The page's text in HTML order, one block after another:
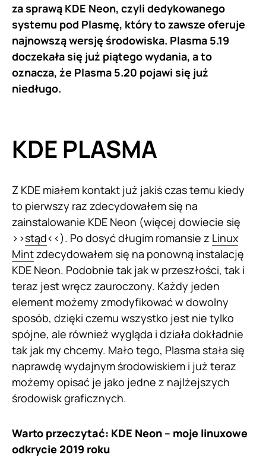
za sprawą KDE Neon, czyli dedykowanego
systemu pod Plasmę, który to zawsze oferuje
najnowszą wersję środowiska. Plasma 5.19
doczekała się już piątego wydania, a to
oznacza, że Plasma 5.20 pojawi się już
niedługo.
KDE PLASMA
Z KDE miałem kontakt już jakiś czas temu kiedy
to pierwszy raz zdecydowałem się na
zainstalowanie KDE Neon (więcej dowiecie się
>>stąd<<). Po dosyć długim romansie z Linux
Mintzdecydowałem się na ponowną instalację
KDE Neon. Podobnie tak jak w przeszłości, tak i
teraz jest wręcz zauroczony. Każdy jeden
element możemy zmodyfikować w dowolny
sposób, dzięki czemu wszystko jest nie tylko
spójne, ale również wygląda i działa dokładnie
tak jak my chcemy. Mało tego, Plasma stała się
naprawdę wydajnym środowiskiem i już teraz
możemy opisać je jako jedne z najlżejszych
środowisk graficznych.
Warto przeczytać: KDE Neon – moje linuxowe
odkrycie 2019 roku